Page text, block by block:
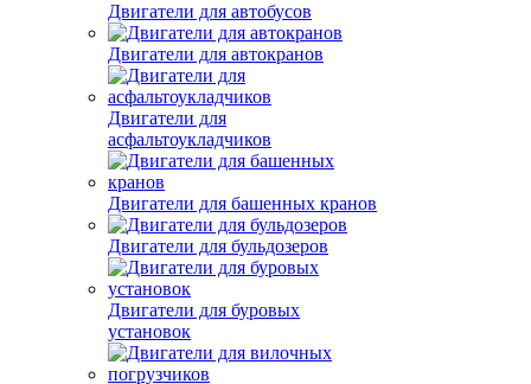
Двигатели для автобусов
Двигатели для автокранов
Двигатели для
асфальтоукладчиков
Двигатели для башенных кранов
Двигатели для бульдозеров
Двигатели для буровых
установок